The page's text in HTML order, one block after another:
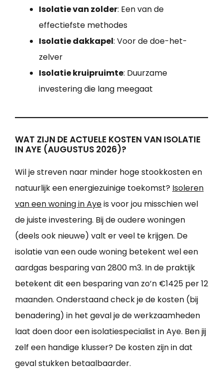
Isolatie van zolder: Een van de
effectiefste methodes
Isolatie dakkapel: Voor de doe-het-
zelver
Isolatie kruipruimte: Duurzame
investering die lang meegaat
WAT ZIJN DE ACTUELE KOSTEN VAN ISOLATIE
IN AYE (AUGUSTUS 2026)?
Wil je streven naar minder hoge stookkosten en
natuurlijk een energiezuinige toekomst? Isoleren
van een woning in Ayeis voor jou misschien wel
de juiste investering. Bij de oudere woningen
(deels ook nieuwe) valt er veel te krijgen. De
isolatie van een oude woning betekent wel een
aardgas besparing van 2800 m3. In de praktijk
betekent dit een besparing van zo’n €1425 per 12
maanden. Onderstaand check je de kosten (bij
benadering) in het geval je de werkzaamheden
laat doen door een isolatiespecialist in Aye. Ben jij
zelf een handige klusser? De kosten zijn in dat
geval stukken betaalbaarder.